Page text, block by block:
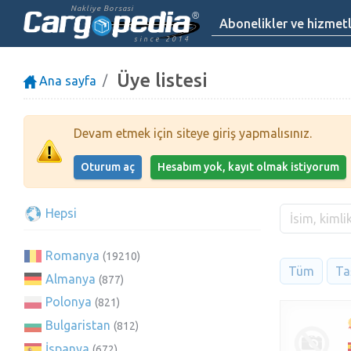
Nakliye Borsasi
since 2014
Abonelikler ve
Ana sayfa Üye listesi
Devam etmek için siteye giriş yapmalısınız.
Oturum aç Hesabım yok, kayıt olmak istiyorum
Hepsi
Romanya (19210)
Almanya (877)
Polonya (821)
Bulgaristan (812)
Tüm